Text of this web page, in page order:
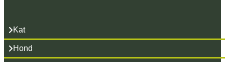
Kat
Hond